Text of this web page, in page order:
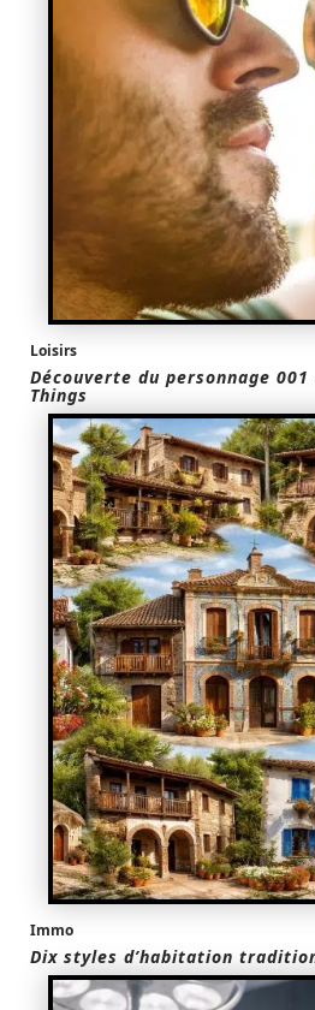
Loisirs
Découverte du personnage
Things
Immo
Dix styles d’habitation